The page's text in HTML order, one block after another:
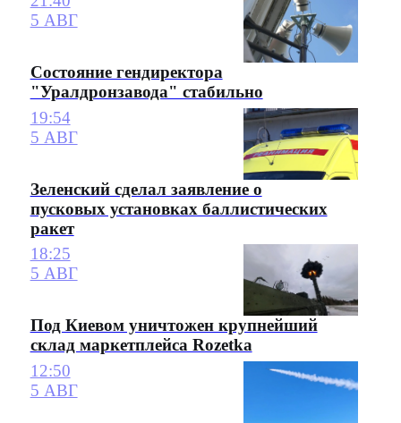
5 АВГ
Состояние гендиректора
"Уралдронзавода" стабильно
19:54
5 АВГ
Зеленский сделал заявление о
пусковых установках баллистических
ракет
18:25
5 АВГ
Под Киевом уничтожен крупнейший
склад маркетплейса Rozetka
12:50
5 АВГ